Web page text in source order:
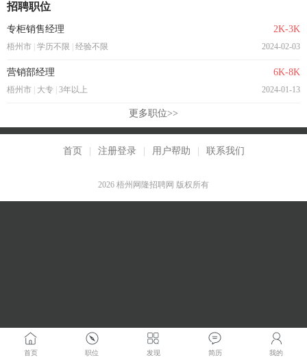
招聘职位
专柜销售经理 2K-3K
梧州市 学历不限 经验不限 2024-02-03
营销部经理 6K-8K
梧州市 大专 3年以上 2024-01-13
更多职位>>
首页 注册登录 用户帮助 联系我们
2026 梧州网隆招聘网 版权所有
首页 职位 发现 简历 我的